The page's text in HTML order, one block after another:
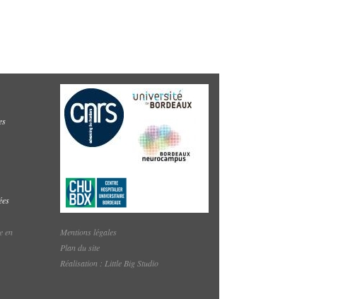
en
Mentions légales
Plan du site
Réalisation : Little Big Studio